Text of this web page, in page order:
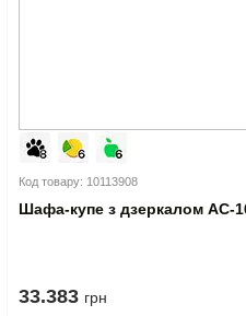
Код товару: 10113908
Шафа-купе з дзеркалом АС-
33.383 грн